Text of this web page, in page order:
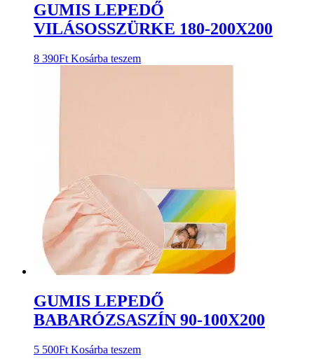
GUMIS LEPEDŐ
VILÁSOSSZÜRKE 180-200X200
8 390Ft Kosárba teszem
GUMIS LEPEDŐ
BABARÓZSASZÍN 90-100X200
5 500Ft Kosárba teszem